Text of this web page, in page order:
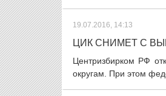
19.07.2016, 14:13
ЦИК СНИМЕТ С
Центризбирком РФ
округам. При этом